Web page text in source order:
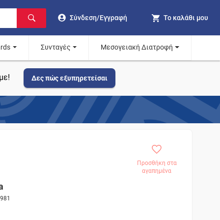
Σύνδεση/Εγγραφή Το καλάθι μου
Συνταγές Μεσογειακή Διατροφή
Δες πώς εξυπηρετείσαι
Προσθήκη στα
αγαπημένα